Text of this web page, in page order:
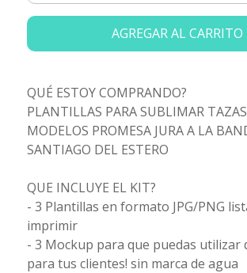
AGREGAR AL CARRITO
QUÉ ESTOY COMPRANDO?
PLANTILLAS PARA SUBLIMAR TAZAS
MODELOS PROMESA JURA A LA
SANTIAGO DEL ESTERO
QUE INCLUYE EL KIT?
- 3 Plantillas en formato JPG/PNG
imprimir
- 3 Mockup para que puedas utilizar
para tus clientes! sin marca de agua